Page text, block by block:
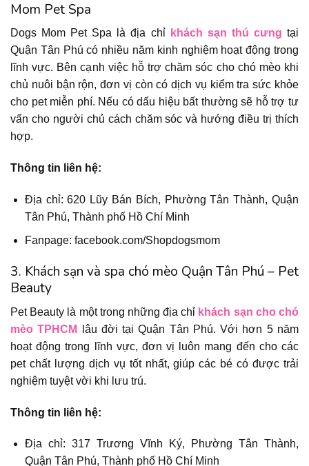
Mom Pet Spa
Dogs Mom Pet Spa là địa chỉ khách sạn thú cưng tại
Quận Tân Phú có nhiều năm kinh nghiệm hoạt động trong
lĩnh vực. Bên cạnh việc hỗ trợ chăm sóc cho chó mèo khi
chủ nuôi bận rộn, đơn vị còn có dịch vụ kiểm tra sức khỏe
cho pet miễn phí. Nếu có dấu hiệu bất thường sẽ hỗ trợ tư
vấn cho người chủ cách chăm sóc và hướng điều trị thích
hợp.
Thông tin liên hệ:
Địa chỉ: 620 Lũy Bán Bích, Phường Tân Thành, Quận
Tân Phú, Thành phố Hồ Chí Minh
Fanpage: facebook.com/Shopdogsmom
3. Khách sạn và spa chó mèo Quận Tân Phú – Pet
Beauty
Pet Beauty là một trong những địa chỉ khách sạn cho chó
mèo TPHCM
lâu đời tại Quận Tân Phú. Với hơn 5 năm
hoạt động trong lĩnh vực, đơn vị luôn mang đến cho các
pet chất lượng dịch vụ tốt nhất, giúp các bé có được trải
nghiệm tuyệt vời khi lưu trú.
Thông tin liên hệ:
Địa chỉ: 317 Trương Vĩnh Ký, Phường Tân Thành,
Quận Tân Phú, Thành phố Hồ Chí Minh